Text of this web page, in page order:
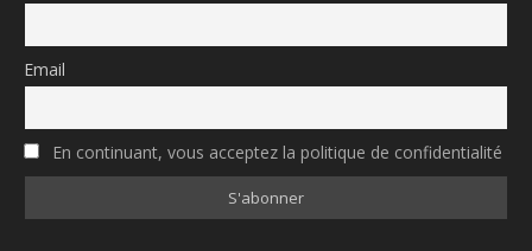
Email
En continuant, vous acceptez la politique de confidentialité